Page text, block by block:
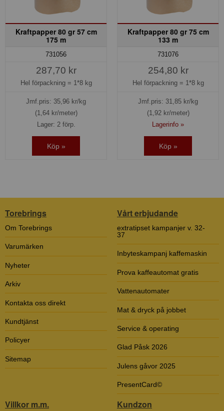
Kraftpapper 80 gr 57 cm
175 m
731056
287,70 kr
Hel förpackning = 1*8 kg
Jmf.pris: 35,96 kr/kg
(1,64 kr/meter)
Lager: 2 förp.
Köp »
Kraftpapper 80 gr 75 cm
133 m
731076
254,80 kr
Hel förpackning = 1*8 kg
Jmf.pris: 31,85 kr/kg
(1,92 kr/meter)
Lagerinfo »
Köp »
Torebrings
Om Torebrings
Varumärken
Nyheter
Arkiv
Kontakta oss direkt
Kundtjänst
Policyer
Sitemap
Vårt erbjudande
extratipset kampanjer v. 32-
37
Inbyteskampanj kaffemaskin
Prova kaffeautomat gratis
Vattenautomater
Mat & dryck på jobbet
Service & operating
Glad Påsk 2026
Julens gåvor 2025
PresentCard©
Villkor m.m. Kundzon